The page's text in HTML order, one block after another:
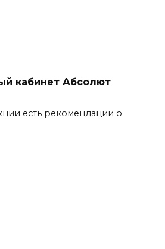
кабинет Абсолют
есть рекомендации о